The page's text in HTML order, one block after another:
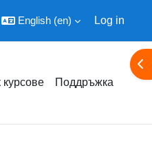
English ‎(en)‎ Log in
Поддръжка